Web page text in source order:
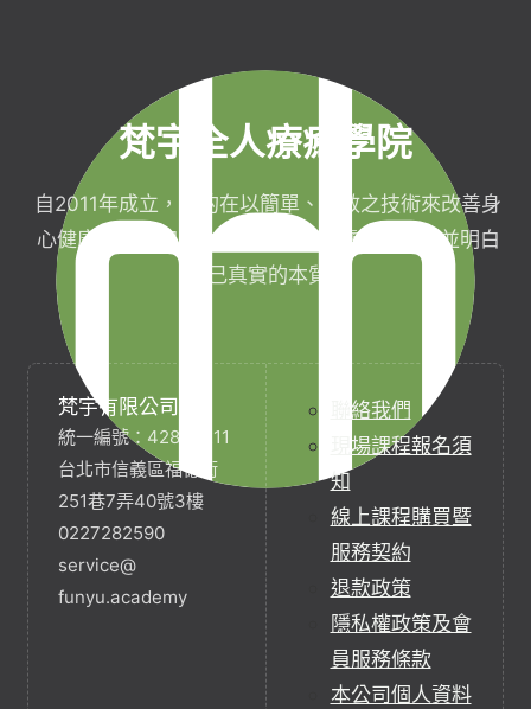
梵宇全人療癒學院
自2011年成立，目的在以簡單、有效之技術來改善身
心健康，協助完成生命目標與實現靈性生活，並明白
自己真實的本質。
梵宇有限公司
統一編號：42854211
台北市信義區福德街
251巷7弄40號3樓
0227282590
service@
funyu.academy
聯絡我們
現場課程報名須
知
線上課程購買暨
服務契約
退款政策
隱私權政策及會
員服務條款
本公司個人資料